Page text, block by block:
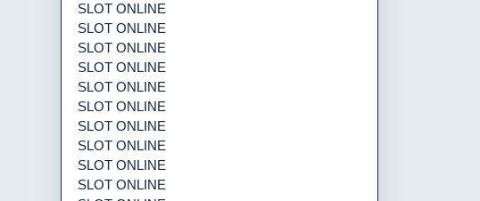
SLOT ONLINE
SLOT ONLINE
SLOT ONLINE
SLOT ONLINE
SLOT ONLINE
SLOT ONLINE
SLOT ONLINE
SLOT ONLINE
SLOT ONLINE
SLOT ONLINE